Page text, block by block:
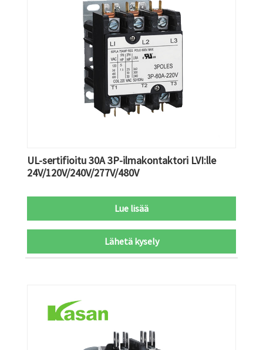
UL-sertifioitu 30A 3P-ilmakontaktori LVI:lle
24V/120V/240V/277V/480V
Lue lisää
Lähetä kysely